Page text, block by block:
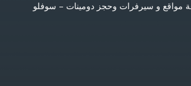
مواقع و سيرفرات وحجز دومينات – سوفلو